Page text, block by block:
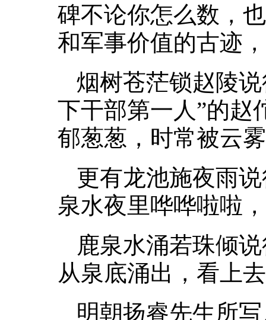
碑不论你怎么数，
和军事价值的古迹
烟树苍茫锁赵陵
下干部第一人”的赵
郁葱葱，时常被云
更有龙池施夜雨
泉水夜里哗哗啦啦
鹿泉水涌若珠倾
从泉底涌出，看上
明朝扬睿先生所